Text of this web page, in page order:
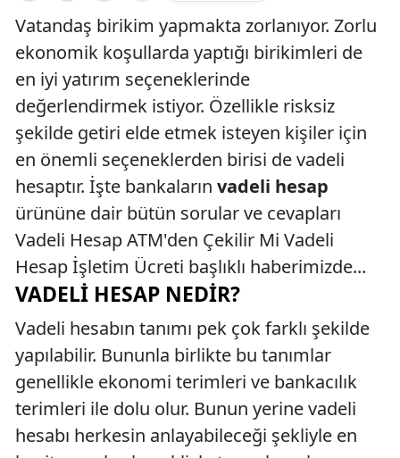
Vatandaş birikim yapmakta zorlanıyor. Zorlu
ekonomik koşullarda yaptığı birikimleri de
en iyi yatırım seçeneklerinde
değerlendirmek istiyor. Özellikle risksiz
şekilde getiri elde etmek isteyen kişiler için
en önemli seçeneklerden birisi de vadeli
hesaptır. İşte bankaların vadeli hesap
ürününe dair bütün sorular ve cevapları
Vadeli Hesap ATM'den Çekilir Mi Vadeli
Hesap İşletim Ücreti başlıklı haberimizde...
VADELI HESAP NEDIR?
Vadeli hesabın tanımı pek çok farklı şekilde
yapılabilir. Bununla birlikte bu tanımlar
genellikle ekonomi terimleri ve bankacılık
terimleri ile dolu olur. Bunun yerine vadeli
hesabı herkesin anlayabileceği şekliyle en